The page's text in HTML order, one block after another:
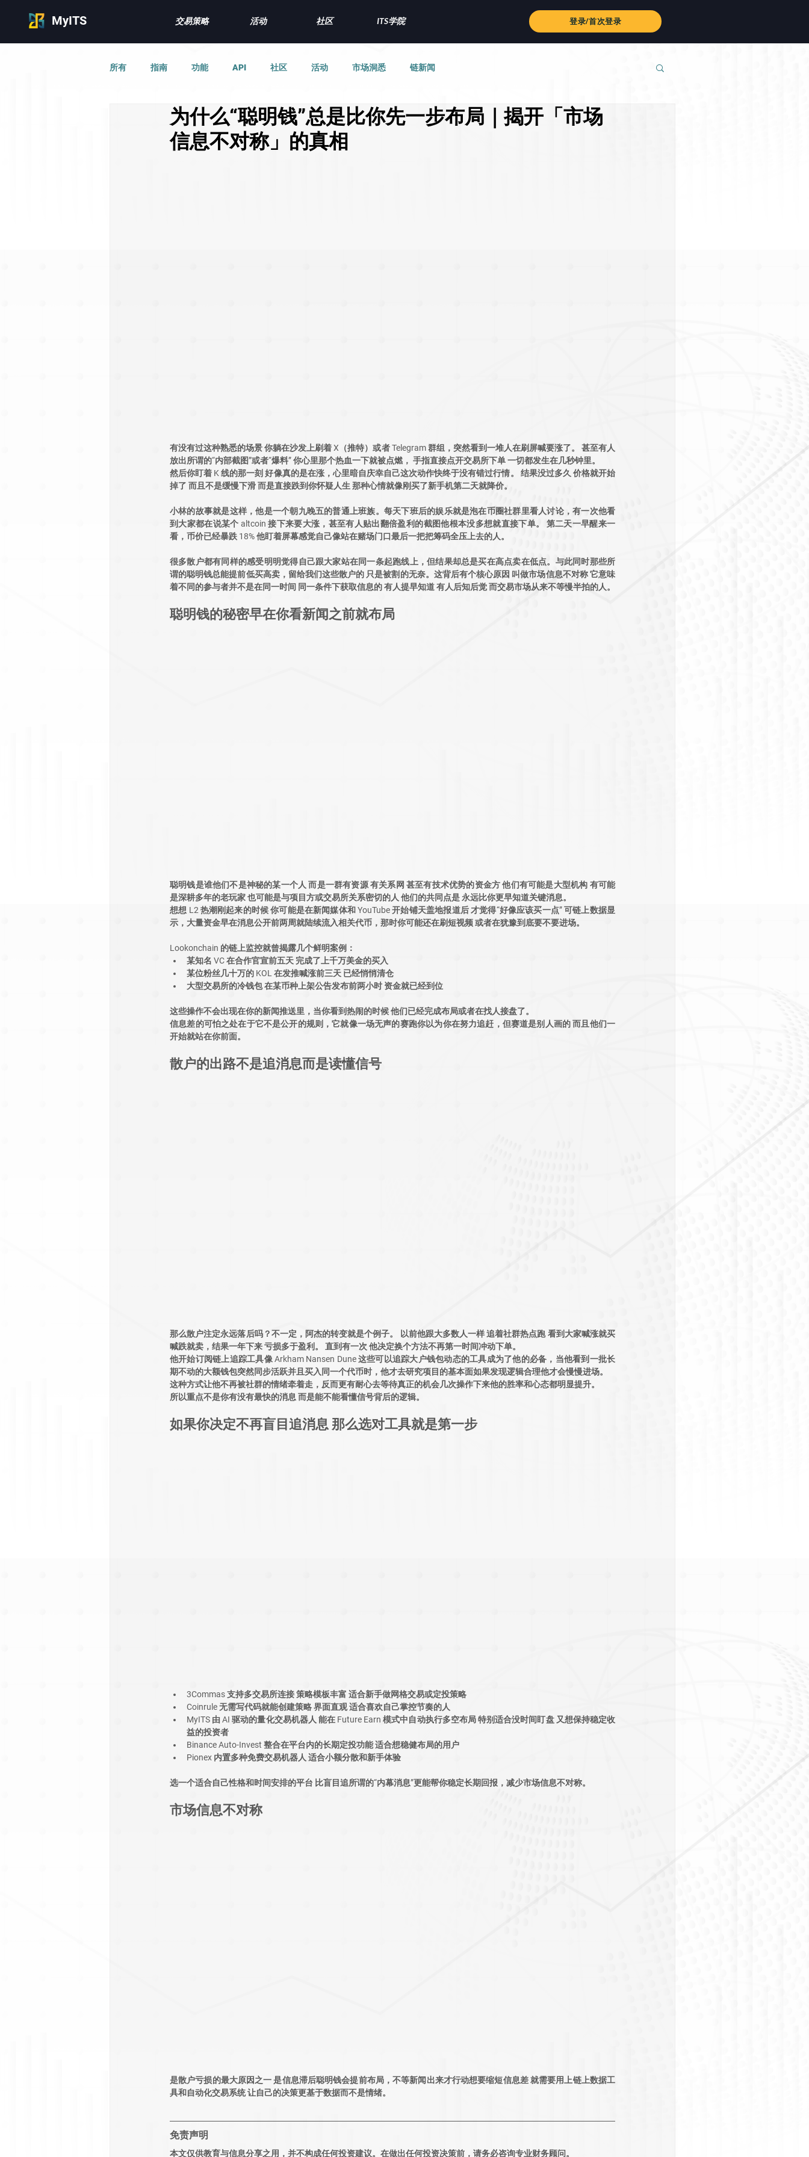
MyITS 交易策略 活动 社区 ITS学院 登录/首次登录
所有 指南 功能 API 社区 活动 市场洞悉 链新闻
为什么“聪明钱”总是比你先一步布局｜揭开「市场
信息不对称」的真相
有没有过这种熟悉的场景 你躺在沙发上刷着 X（推特）或者 Telegram 群组，突然看到一堆人在刷屏喊要涨了。 甚至有人
放出所谓的“内部截图”或者“爆料” 你心里那个热血一下就被点燃， 手指直接点开交易所下单 一切都发生在几秒钟里。
然后你盯着 K 线的那一刻 好像真的是在涨，心里暗自庆幸自己这次动作快终于没有错过行情。 结果没过多久 价格就开始
掉了 而且不是缓慢下滑 而是直接跌到你怀疑人生 那种心情就像刚买了新手机第二天就降价。
小林的故事就是这样，他是一个朝九晚五的普通上班族。每天下班后的娱乐就是泡在币圈社群里看人讨论，有一次他看
到大家都在说某个 altcoin 接下来要大涨，甚至有人贴出翻倍盈利的截图他根本没多想就直接下单。 第二天一早醒来一
看，币价已经暴跌 18% 他盯着屏幕感觉自己像站在赌场门口最后一把把筹码全压上去的人。
很多散户都有同样的感受明明觉得自己跟大家站在同一条起跑线上，但结果却总是买在高点卖在低点。与此同时那些所
谓的聪明钱总能提前低买高卖，留给我们这些散户的 只是被割的无奈。这背后有个核心原因 叫做市场信息不对称 它意味
着不同的参与者并不是在同一时间 同一条件下获取信息的 有人提早知道 有人后知后觉 而交易市场从来不等慢半拍的人。
聪明钱的秘密早在你看新闻之前就布局
聪明钱是谁他们不是神秘的某一个人 而是一群有资源 有关系网 甚至有技术优势的资金方 他们有可能是大型机构 有可能
是深耕多年的老玩家 也可能是与项目方或交易所关系密切的人 他们的共同点是 永远比你更早知道关键消息。
想想 L2 热潮刚起来的时候 你可能是在新闻媒体和 YouTube 开始铺天盖地报道后 才觉得“好像应该买一点” 可链上数据显
示，大量资金早在消息公开前两周就陆续流入相关代币，那时你可能还在刷短视频 或者在犹豫到底要不要进场。
Lookonchain 的链上监控就曾揭露几个鲜明案例：
某知名 VC 在合作官宣前五天 完成了上千万美金的买入
某位粉丝几十万的 KOL 在发推喊涨前三天 已经悄悄清仓
大型交易所的冷钱包 在某币种上架公告发布前两小时 资金就已经到位
这些操作不会出现在你的新闻推送里，当你看到热闹的时候 他们已经完成布局或者在找人接盘了。
信息差的可怕之处在于它不是公开的规则，它就像一场无声的赛跑你以为你在努力追赶，但赛道是别人画的 而且他们一
开始就站在你前面。
散户的出路不是追消息而是读懂信号
那么散户注定永远落后吗？不一定，阿杰的转变就是个例子。 以前他跟大多数人一样 追着社群热点跑 看到大家喊涨就买
喊跌就卖，结果一年下来 亏损多于盈利。 直到有一次 他决定换个方法不再第一时间冲动下单。
他开始订阅链上追踪工具像 Arkham Nansen Dune 这些可以追踪大户钱包动态的工具成为了他的必备，当他看到一批长
期不动的大额钱包突然同步活跃并且买入同一个代币时，他才去研究项目的基本面如果发现逻辑合理他才会慢慢进场。
这种方式让他不再被社群的情绪牵着走，反而更有耐心去等待真正的机会几次操作下来他的胜率和心态都明显提升。
所以重点不是你有没有最快的消息 而是能不能看懂信号背后的逻辑。
如果你决定不再盲目追消息 那么选对工具就是第一步
3Commas 支持多交易所连接 策略模板丰富 适合新手做网格交易或定投策略
Coinrule 无需写代码就能创建策略 界面直观 适合喜欢自己掌控节奏的人
MyITS 由 AI 驱动的量化交易机器人 能在 Future Earn 模式中自动执行多空布局 特别适合没时间盯盘 又想保持稳定收
益的投资者
Binance Auto-Invest 整合在平台内的长期定投功能 适合想稳健布局的用户
Pionex 内置多种免费交易机器人 适合小额分散和新手体验
选一个适合自己性格和时间安排的平台 比盲目追所谓的“内幕消息”更能帮你稳定长期回报，减少市场信息不对称。
市场信息不对称
是散户亏损的最大原因之一 是信息滞后聪明钱会提前布局，不等新闻出来才行动想要缩短信息差 就需要用上链上数据工
具和自动化交易系统 让自己的决策更基于数据而不是情绪。
免责声明
本文仅供教育与信息分享之用，并不构成任何投资建议。在做出任何投资决策前，请务必咨询专业财务顾问。